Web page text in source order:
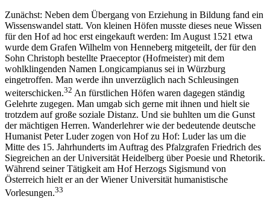
Zunächst: Neben dem Übergang von Erziehung in Bildung fand ein
Wissenswandel statt. Von kleinen Höfen musste dieses neue Wissen
für den Hof ad hoc erst eingekauft werden: Im August 1521 etwa
wurde dem Grafen Wilhelm von Henneberg mitgeteilt, der für den
Sohn Christoph bestellte Praeceptor (Hofmeister) mit dem
wohlklingenden Namen Longicampianus sei in Würzburg
eingetroffen. Man werde ihn unverzüglich nach Schleusingen
weiterschicken.32 An fürstlichen Höfen waren dagegen ständig
Gelehrte zugegen. Man umgab sich gerne mit ihnen und hielt sie
trotzdem auf große soziale Distanz. Und sie buhlten um die Gunst
der mächtigen Herren. Wanderlehrer wie der bedeutende deutsche
Humanist Peter Luder zogen von Hof zu Hof: Luder las um die
Mitte des 15. Jahrhunderts im Auftrag des Pfalzgrafen Friedrich des
Siegreichen an der Universität Heidelberg über Poesie und Rhetorik.
Während seiner Tätigkeit am Hof Herzogs Sigismund von
Österreich hielt er an der Wiener Universität humanistische
Vorlesungen.33